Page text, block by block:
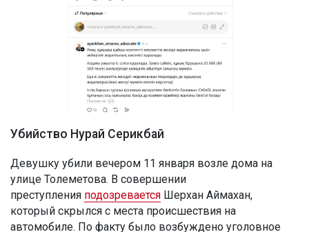
Убийство Нурай Серикбай
Девушку убили вечером 11 января возле дома на
улице Толеметова. В совершении
преступления подозревается Шерхан Аймахан,
который скрылся с места происшествия на
автомобиле. По факту было возбуждено уголовное